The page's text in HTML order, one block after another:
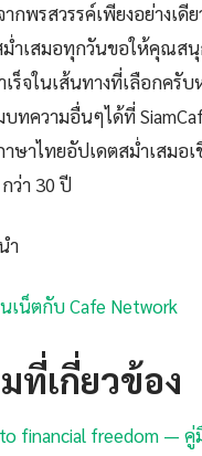
ากพรสวรรค์เพียงอย่างเดี
ม่ำเสมอทุกวันขอให้คุณส
ร็จในเส้นทางที่เลือกครั
ทความอื่นๆได้ที่
ษาไทยอัปเดตสม่ำเสมอเ
ว่า 30 ปี
ำ
เน็ตกับ Cafe Network
ที่เกี่ยวข้อง
financial freedom —